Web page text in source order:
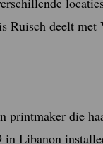
Ruisch deelt
printmaker die
Libanon